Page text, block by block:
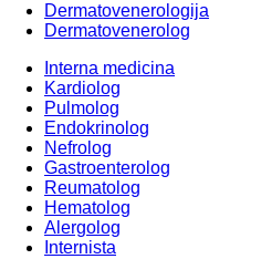
Dermatovenerologija
Dermatovenerolog
Interna medicina
Kardiolog
Pulmolog
Endokrinolog
Nefrolog
Gastroenterolog
Reumatolog
Hematolog
Alergolog
Internista